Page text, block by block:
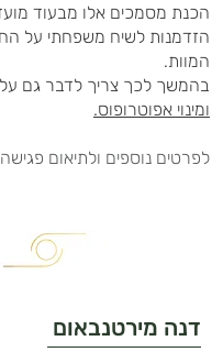
הכנת מסמכים אלו מבעוד
הזדמנות לשיח משפחתי על
המוות.
בהמשך לכך צריך לדבר גם על
ומינוי אפוטרופוס.
לפרטים נוספים ולתיאום פגישה
דנה מירטנבאום